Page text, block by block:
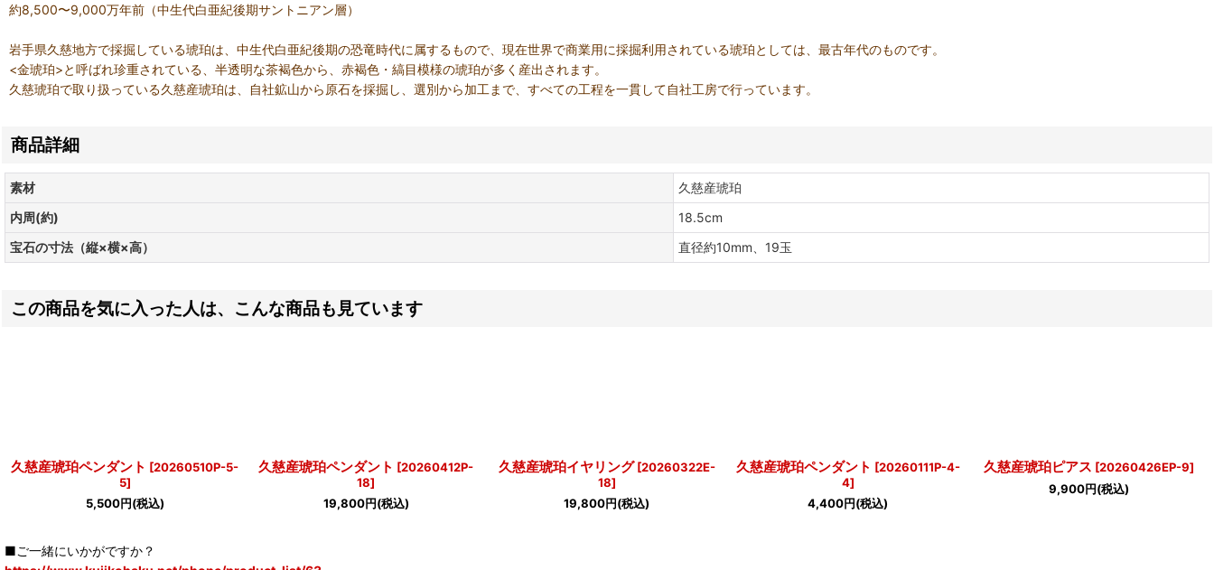
約8,500〜9,000万年前（中生代白亜紀後期サントニアン層）
岩手県久慈地方で採掘している琥珀は、中生代白亜紀後期の恐竜時代に属するもので、現在世界で商業用に採掘利用されている琥珀としては、最古年代のものです。
<金琥珀>と呼ばれ珍重されている、半透明な茶褐色から、赤褐色・縞目模様の琥珀が多く産出されます。
久慈琥珀で取り扱っている久慈産琥珀は、自社鉱山から原石を採掘し、選別から加工まで、すべての工程を一貫して自社工房で行っています。
商品詳細
素材
久慈産琥珀
内周(約)
18.5cm
宝石の寸法（縦×横×高）
直径約10mm、19玉
この商品を気に入った人は、こんな商品も見ています
久慈産琥珀ペンダント [20260510P-5-
5]
5,500円(税込)
久慈産琥珀ペンダント [20260412P-
18]
19,800円(税込)
久慈産琥珀イヤリング [20260322E-
18]
19,800円(税込)
久慈産琥珀ペンダント [20260111P-4-
4]
4,400円(税込)
久慈産琥珀ピアス [20260426EP-9]
9,900円(税込)
■ご一緒にいかがですか？